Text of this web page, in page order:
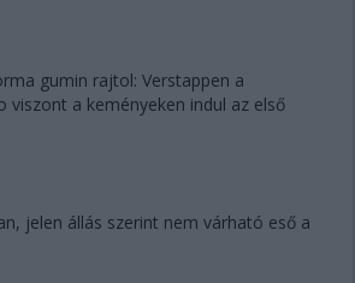
gumin rajtol: Verstappen a
viszont a keményeken indul az első
jelen állás szerint nem várható eső a